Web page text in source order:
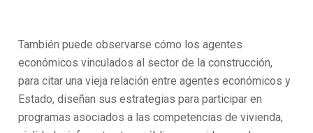
También puede observarse cómo los agentes
económicos vinculados al sector de la construcción,
para citar una vieja relación entre agentes económicos y
Estado, diseñan sus estrategias para participar en
programas asociados a las competencias de vivienda,